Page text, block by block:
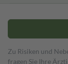
Zu Risiken und
fragen Sie Ihre